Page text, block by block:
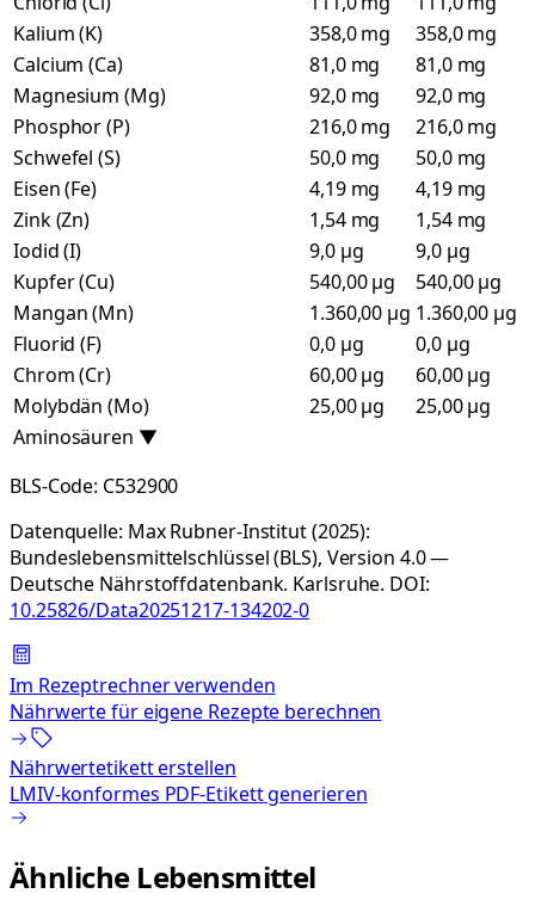
Kalium (K)
358,0 mg
358,0 mg
Calcium (Ca)
81,0 mg
81,0 mg
Magnesium (Mg)
92,0 mg
92,0 mg
Phosphor (P)
216,0 mg
216,0 mg
Schwefel (S)
50,0 mg
50,0 mg
Eisen (Fe)
4,19 mg
4,19 mg
Zink (Zn)
1,54 mg
1,54 mg
Iodid (I)
9,0 µg
9,0 µg
Kupfer (Cu)
540,00 µg
540,00 µg
Mangan (Mn)
1.360,00 µg 1.360,00 µg
Fluorid (F)
0,0 µg
0,0 µg
Chrom (Cr)
60,00 µg
60,00 µg
Molybdän (Mo)
25,00 µg
25,00 µg
Aminosäuren ▼
BLS-Code: C532900
Datenquelle: Max Rubner-Institut (2025):
Bundeslebensmittelschlüssel (BLS), Version 4.0 —
Deutsche Nährstoffdatenbank. Karlsruhe. DOI:
10.25826/Data20251217-134202-0
Im Rezeptrechner verwenden
Nährwerte für eigene Rezepte berechnen
Nährwertetikett erstellen
LMIV-konformes PDF-Etikett generieren
Ähnliche Lebensmittel